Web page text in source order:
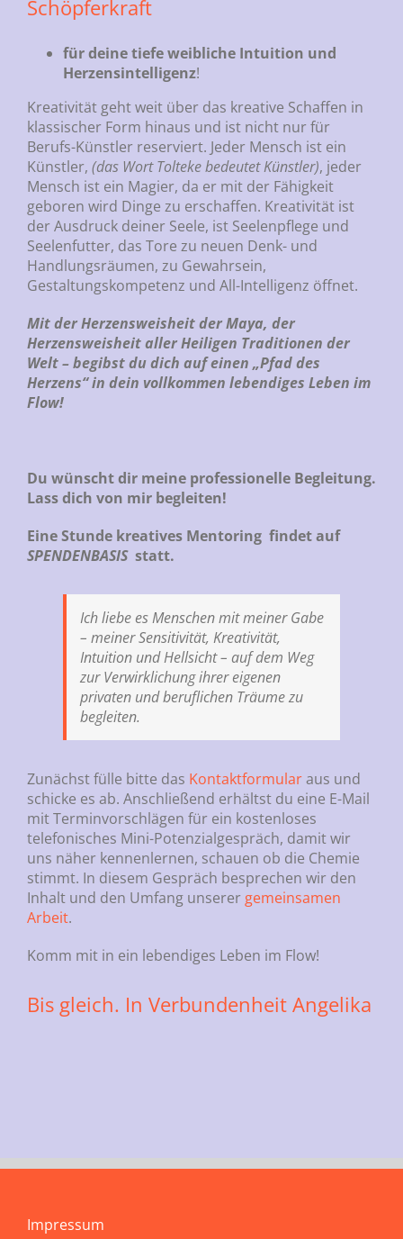
Schöpferkraft
für deinetiefe weibliche Intuition und
Herzensintelligenz!
Kreativität geht weit über das kreative Schaffen in
klassischer Form hinaus und ist nicht nur für
Berufs-Künstler reserviert. Jeder Mensch ist ein
Künstler, (das Wort Tolteke bedeutet Künstler), jeder
Mensch ist ein Magier, da er mit der Fähigkeit
geboren wird Dinge zu erschaffen. Kreativität ist
der Ausdruck deiner Seele, ist Seelenpflege und
Seelenfutter, das Tore zu neuen Denk- und
Handlungsräumen, zu Gewahrsein,
Gestaltungskompetenz und All-Intelligenz öffnet.
Mit der Herzensweisheit der Maya, der
Herzensweisheit aller Heiligen Traditionen der
Welt – begibst du dich auf einen „Pfad des
Herzens“ in dein vollkommen lebendiges Leben im
Flow!
Du wünscht dir meine professionelle Begleitung.
Lass dich von mir begleiten!
Eine Stunde kreatives Mentoring findet auf
SPENDENBASIS statt.
Ich liebe es Menschen mit meiner Gabe
– meiner Sensitivität, Kreativität,
Intuition und Hellsicht– auf dem Weg
zur Verwirklichung ihrer eigenen
privaten und beruflichen Träume zu
begleiten.
Zunächst fülle bitte das Kontaktformularaus und
schicke es ab. Anschließend erhältst du eine E-Mail
mit Terminvorschlägen für ein kostenloses
telefonisches Mini-Potenzialgespräch, damit wir
uns näher kennenlernen, schauen ob die Chemie
stimmt. In diesem Gespräch besprechen wir den
Inhalt und den Umfang unserer gemeinsamen
Arbeit.
Komm mit in ein lebendiges Leben im Flow!
Bis gleich. In Verbundenheit Angelika
Impressum